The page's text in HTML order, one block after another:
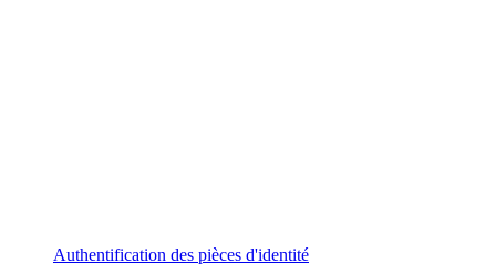
Authentification des pièces d'identité